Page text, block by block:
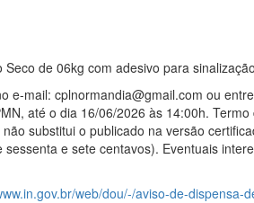
de 06kg com adesivo para
e-mail: cplnormandia@gmail.com ou
até o dia 16/06/2026 às 14:00h.
substitui o publicado na versão
e sete centavos). Eventuais
web/dou/-/aviso-de-dispensa-